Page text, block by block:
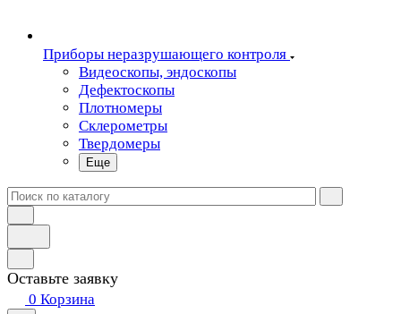
Приборы неразрушающего контроля
Видеоскопы, эндоскопы
Дефектоскопы
Плотномеры
Склерометры
Твердомеры
Еще
Оставьте заявку
0 Корзина